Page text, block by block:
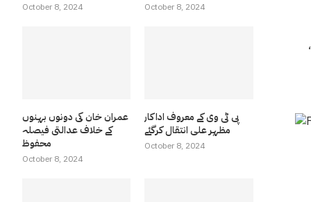
October 8, 2024 October 8, 2024
عمران خان کی دونوں بہنوں
کے خلاف عدالتی فیصلہ
محفوظ
October 8, 2024
پی ٹی وی کے معروف اداکار
مظہر علی انتقال کرگئے
October 8, 2024